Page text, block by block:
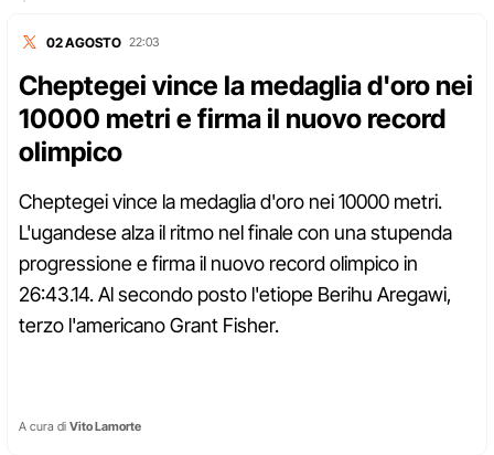
02 AGOSTO 22:03
Cheptegei vince la medaglia d'oro nei
10000 metri e firma il nuovo record
olimpico
Cheptegei vince la medaglia d'oro nei 10000 metri.
L'ugandese alza il ritmo nel finale con una stupenda
progressione e firma il nuovo record olimpico in
26:43.14. Al secondo posto l'etiope Berihu Aregawi,
terzo l'americano Grant Fisher.
A cura di Vito Lamorte